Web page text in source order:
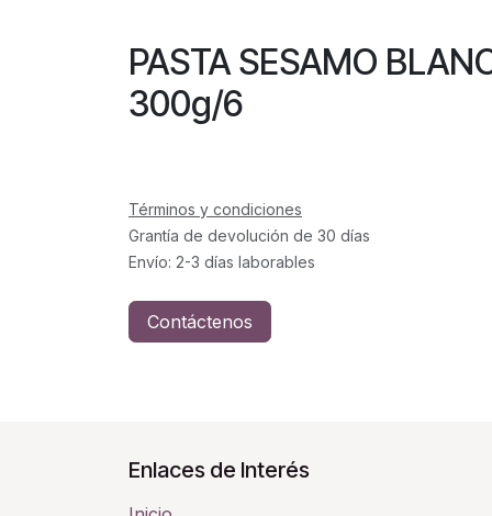
PASTA SESAMO
300g/6
Términos y condiciones
Grantía de devolución de 30 días
Envío: 2-3 días laborables
Contáctenos
Enlaces de Interés